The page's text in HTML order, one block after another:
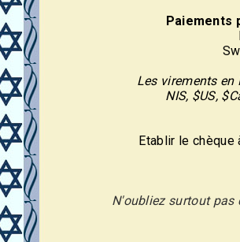
Paiements
Les virements
NIS, $US,
Etablir le chèque
N'oubliez surtout pas